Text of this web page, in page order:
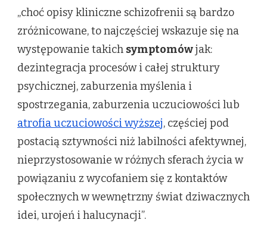
„choć opisy kliniczne schizofrenii są bardzo
zróżnicowane, to najczęściej wskazuje się na
występowanie takich symptomówjak:
dezintegracja procesów i całej struktury
psychicznej, zaburzenia myślenia i
spostrzegania, zaburzenia uczuciowości lub
atrofia uczuciowości wyższej, częściej pod
postacią sztywności niż labilności afektywnej,
nieprzystosowanie w różnych sferach życia w
powiązaniu z wycofaniem się z kontaktów
społecznych w wewnętrzny świat dziwacznych
idei, urojeń i halucynacji”.